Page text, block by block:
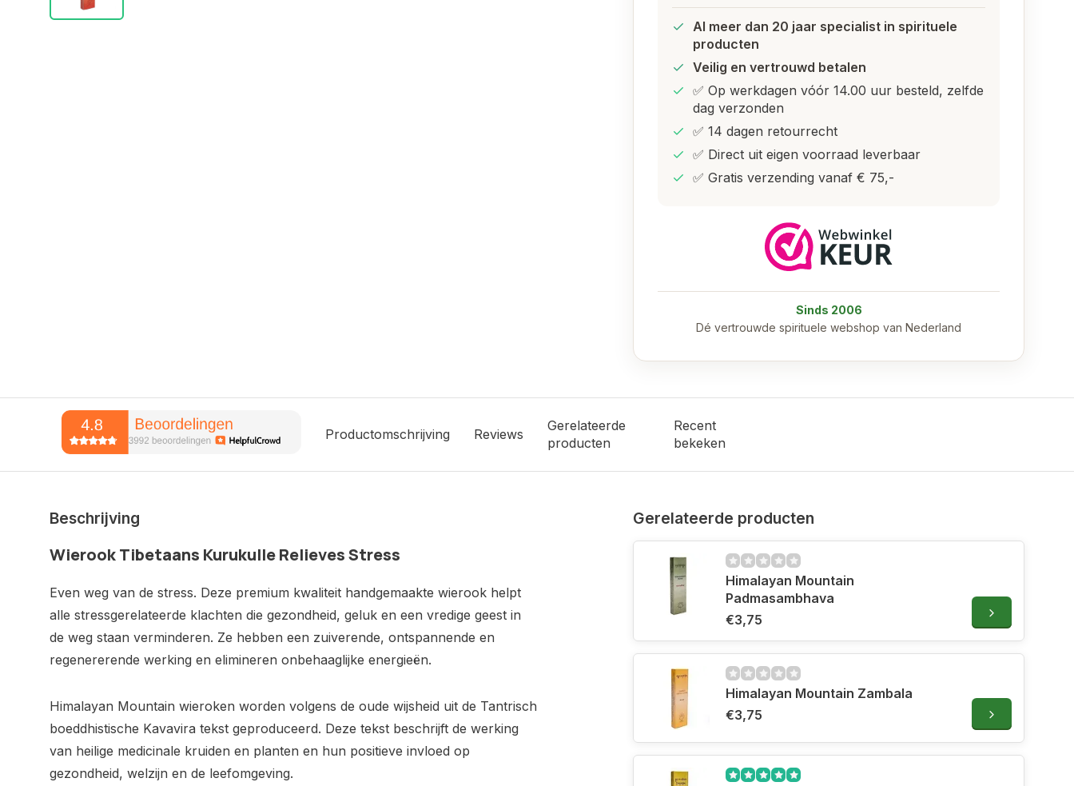
Al meer dan 20 jaar specialist in spirituele
producten
Veilig en vertrouwd betalen
✅ Op werkdagen vóór 14.00 uur besteld, zelfde
dag verzonden
✅ 14 dagen retourrecht
✅ Direct uit eigen voorraad leverbaar
✅ Gratis verzending vanaf € 75,-
Sinds 2006
Dé vertrouwde spirituele webshop van Nederland
Productomschrijving Reviews
Gerelateerde
producten
Recent
bekeken
Beschrijving
Wierook Tibetaans Kurukulle Relieves Stress
Even weg van de stress. Deze premium kwaliteit handgemaakte wierook helpt
alle stressgerelateerde klachten die gezondheid, geluk en een vredige geest in
de weg staan verminderen. Ze hebben een zuiverende, ontspannende en
regenererende werking en elimineren onbehaaglijke energieën.
Himalayan Mountain wieroken worden volgens de oude wijsheid uit de Tantrisch
boeddhistische Kavavira tekst geproduceerd. Deze tekst beschrijft de werking
van heilige medicinale kruiden en planten en hun positieve invloed op
gezondheid, welzijn en de leefomgeving.
Gerelateerde producten
Himalayan Mountain
Padmasambhava
€3,75
Himalayan Mountain Zambala
€3,75